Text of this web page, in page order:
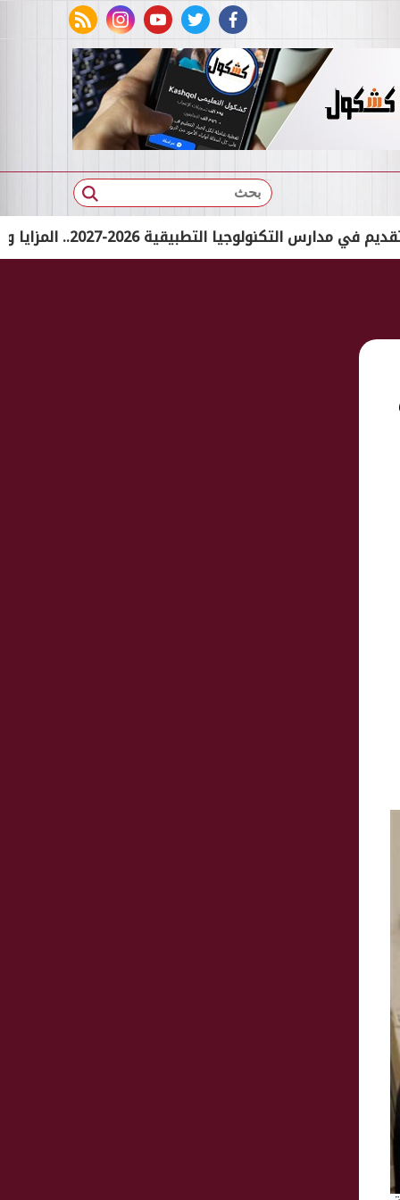
facebook
twitter
youtube
instagram
rss feed
بحث
2026-2027.. المزايا والتخصصات المتاحة